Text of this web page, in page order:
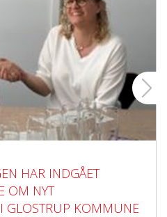
HAR INDGÅET
OM NYT
GLOSTRUP KOMMUNE